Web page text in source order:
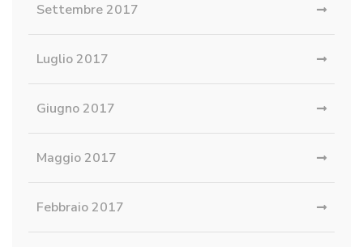
Settembre 2017
Luglio 2017
Giugno 2017
Maggio 2017
Febbraio 2017